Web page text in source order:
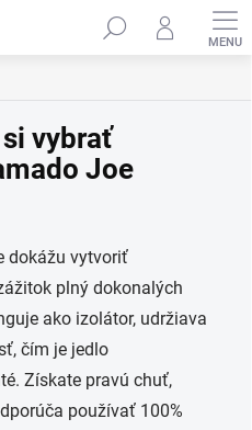
vybrať
Joe
dokážu vytvoriť
plný dokonalých
ako izolátor, udržiava
čím je jedlo
Získate pravú chuť,
používať 100%